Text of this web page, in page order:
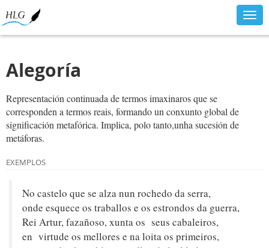
Alegoría
Representación continuada de termos imaxinaros que se
corresponden a termos reais, formando un conxunto global de
significación metafórica. Implica, polo tanto,unha sucesión de
metáforas.
EXEMPLOS
No castelo que se alza nun rochedo da serra,
onde esquece os traballos e os estrondos da guerra,
Rei Artur, fazañoso, xunta os seus cabaleiros,
en virtude os mellores e na loita os primeiros,